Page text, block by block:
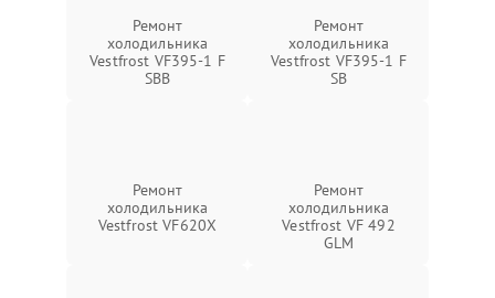
Ремонт
холодильника
Vestfrost VF395-1 F
SBB
Ремонт
холодильника
Vestfrost VF395-1 F
SB
Ремонт
холодильника
Vestfrost VF620X
Ремонт
холодильника
Vestfrost VF 492
GLM